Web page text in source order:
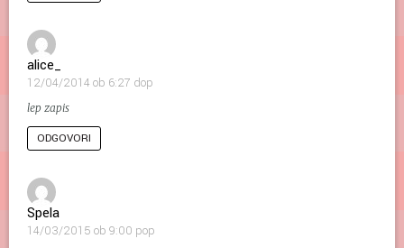
alice_
12/04/2014 ob 6:27 dop
lep zapis
ODGOVORI
Spela
14/03/2015 ob 9:00 pop